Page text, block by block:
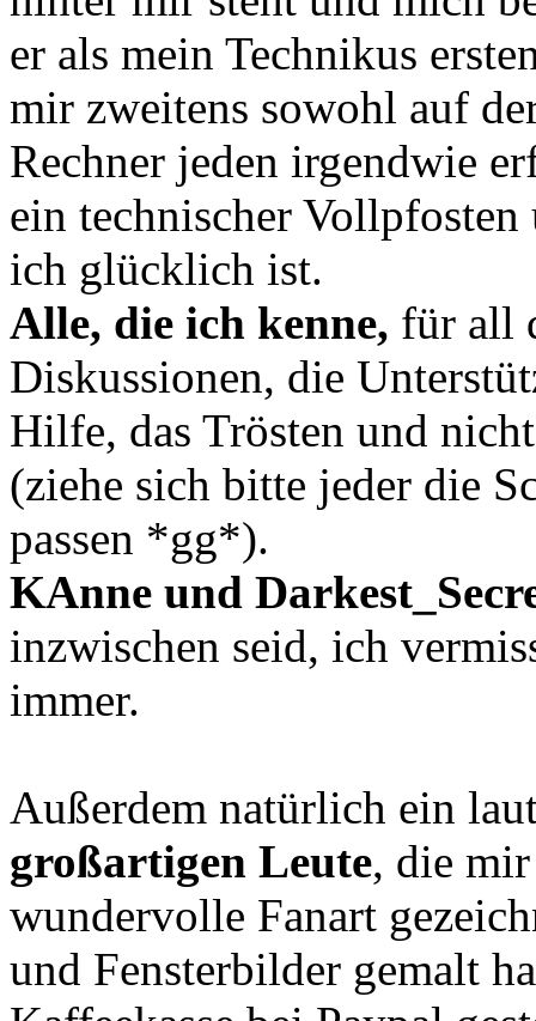
er als mein Technikus
mir zweitens sowohl auf
Rechner jeden irgendwie
ein technischer
ich glücklich ist.
Alle, die ich kenne, für all
Diskussionen, die
Hilfe, das Trösten und
(ziehe sich bitte jeder die
passen *gg*).
KAnne und
inzwischen seid, ich
immer.
Außerdem natürlich ein
großartigen Leute, die
wundervolle Fanart
und Fensterbilder gemalt